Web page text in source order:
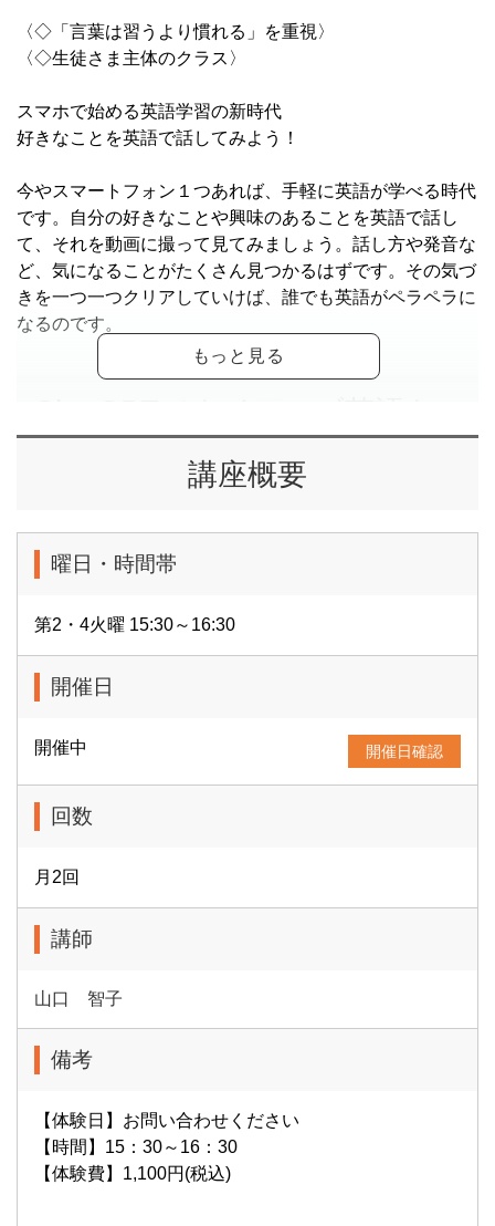
〈◇「言葉は習うより慣れる」を重視〉
〈◇生徒さま主体のクラス〉
スマホで始める英語学習の新時代
好きなことを英語で話してみよう！
今やスマートフォン１つあれば、手軽に英語が学べる時代
です。自分の好きなことや興味のあることを英語で話し
て、それを動画に撮って見てみましょう。話し方や発音な
ど、気になることがたくさん見つかるはずです。その気づ
きを一つ一つクリアしていけば、誰でも英語がペラペラに
なるのです。
手に入れる
が、今どきはあの「ChatGPT」を使えば、ネイティブ英
語の表現をネイティブの発音付きで簡単に手に入れること
ーモード」にして、自撮りするだけです。
も、それを覚えられなければ意味がありません。でも、大
す。
長い歴史と実績のある学習メニ
ュー
当スクールでは、同時通訳を養成する際に使われる「シャ
ニング・メニューをご用意しています。これらは長い歴史
と豊富な実績があり、確実に力がつく方法ですのでご安心
ください。
講座概要
曜日・時間帯
第2・4火曜 15:30～16:30
開催日
開催中 開催日確認
回数
月2回
講師
山口 智子
備考
【体験日】お問い合わせください
【時間】15：30～16：30
【体験費】1,100円(税込)